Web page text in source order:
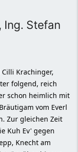
Ing. Stefan
Krachinger,
folgend, reich
schon heimlich mit
vom Everl
Zur gleichen Zeit
Kuh Ev' gegen
Knecht am